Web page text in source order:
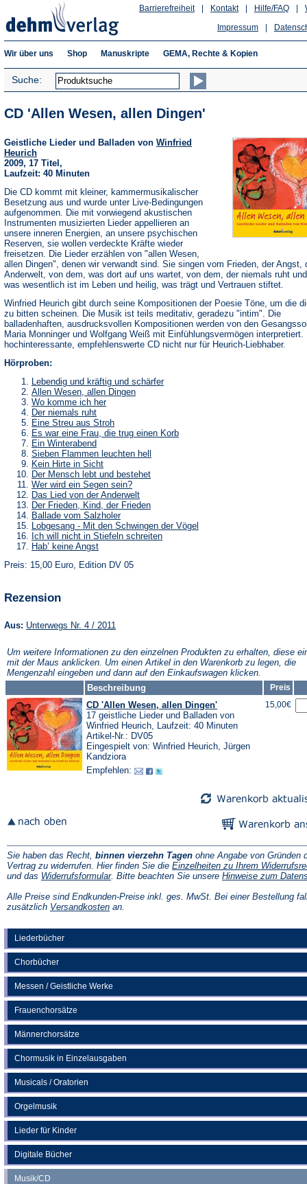
Hilfe/FAQ
Kontakt
Barrierefreiheit
Impressum
Wir über uns Shop Manuskripte GEMA, Rechte & Kopien
Suche:
Liederbücher
Chorbücher
Messen / Geistliche Werke
Frauenchorsätze
Männerchorsätze
Chormusik in Einzelausgaben
Musicals / Oratorien
Orgelmusik
Lieder für Kinder
Digitale Bücher
Musik/CD
CD 'Allen Wesen, allen Dingen'
Geistliche Lieder und Balladen von Winfried
Heurich
2009, 17 Titel,
Laufzeit: 40 Minuten
Die CD kommt mit kleiner, kammermusikalischer
Besetzung aus und wurde unter Live-Bedingungen
aufgenommen. Die mit vorwiegend akustischen
Instrumenten musizierten Lieder appellieren an
unsere inneren Energien, an unsere psychischen
Reserven, sie wollen verdeckte Kräfte wieder
freisetzen. Die Lieder erzählen von "allen Wesen,
allen Dingen", denen wir verwandt sind. Sie singen vom Frieden, der Angst,
Anderwelt, von dem, was dort auf uns wartet, von dem, der niemals ruht
was wesentlich ist im Leben und heilig, was trägt und Vertrauen stiftet.
Winfried Heurich gibt durch seine Kompositionen der Poesie Töne, um die
zu bitten scheinen. Die Musik ist teils meditativ, geradezu "intim". Die
balladenhaften, ausdrucksvollen Kompositionen werden von den
Maria Monninger und Wolfgang Weiß mit Einfühlungsvermögen interpretiert.
hochinteressante, empfehlenswerte CD nicht nur für Heurich-Liebhaber.
Hörproben:
Lebendig und kräftig und schärfer
Allen Wesen, allen Dingen
Wo komme ich her
Der niemals ruht
Eine Streu aus Stroh
Es war eine Frau, die trug einen Korb
Ein Winterabend
Sieben Flammen leuchten hell
Kein Hirte in Sicht
Der Mensch lebt und bestehet
Wer wird ein Segen sein?
Das Lied von der Anderwelt
Der Frieden, Kind, der Frieden
Ballade vom Salzholer
Lobgesang - Mit den Schwingen der Vögel
Ich will nicht in Stiefeln schreiten
Hab’ keine Angst
Preis: 15,00 Euro, Edition DV 05
Rezension
Aus: Unterwegs Nr. 4 / 2011
neuen
Tab)
Um weitere Informationen zu den einzelnen Produkten zu erhalten, diese
mit der Maus anklicken. Um einen Artikel in den Warenkorb zu legen, die
Mengenzahl eingeben und dann auf den Einkaufswagen klicken.
Beschreibung
Preis
CD 'Allen Wesen, allen Dingen'
17 geistliche Lieder und Balladen von
Winfried Heurich, Laufzeit: 40 Minuten
Artikel-Nr.: DV05
Eingespielt von: Winfried Heurich, Jürgen
Kandziora
Empfehlen:
15,00€
Sie haben das Recht, binnen vierzehn Tagen ohne Angabe von Gründen
Vertrag zu widerrufen. Hier finden Sie die Einzelheiten zu Ihrem
und das Widerrufsformular(Öffnet
einem
neuen
. Bitte beachten Sie unsere Hinweise zum
Alle Preise sind Endkunden-Preise inkl. ges. MwSt. Bei einer Bestellung
zusätzlich Versandkosten(Öffnet
an.